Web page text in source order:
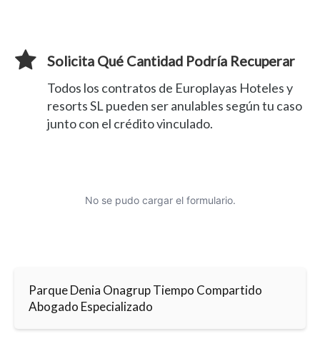
Solicita Qué Cantidad Podría Recuperar
Todos los contratos de Europlayas Hoteles y
resorts SL pueden ser anulables según tu caso
junto con el crédito vinculado.
No se pudo cargar el formulario.
Parque Denia Onagrup Tiempo Compartido
Abogado Especializado